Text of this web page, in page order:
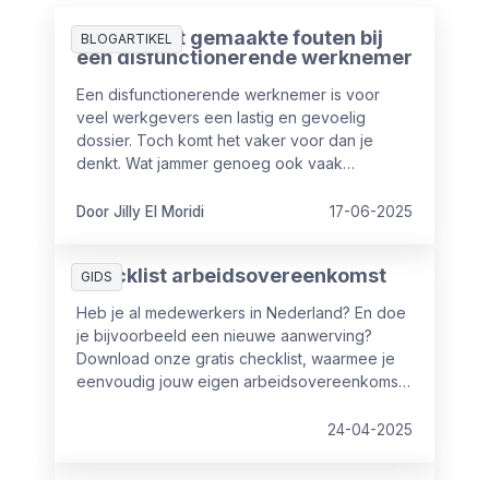
BLOGARTIKEL
De 3 meest gemaakte fouten bij
een disfunctionerende werknemer
Een disfunctionerende werknemer is voor
veel werkgevers een lastig en gevoelig
dossier. Toch komt het vaker voor dan je
denkt. Wat jammer genoeg ook vaak
gemaakt in de aanpak ervan. Fouten die niet
meebrengen. In dit artikel delen we de 3
Door Jilly El Moridi 17-06-2025
GIDS
Checklist arbeidsovereenkomst
Heb je al medewerkers in Nederland? En doe
je bijvoorbeeld een nieuwe aanwerving?
Download onze gratis checklist, waarmee je
eenvoudig jouw eigen arbeidsovereenkomst
24-04-2025